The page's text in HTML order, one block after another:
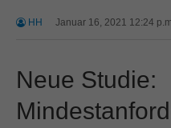
HH Januar 16, 2021 12:24 p.m.
Neue Studie: